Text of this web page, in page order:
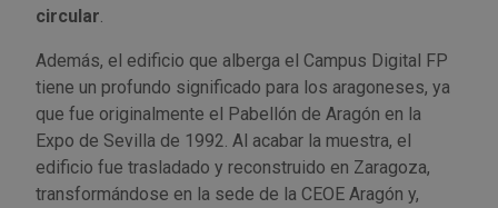
circular.
Además, el edificio que alberga el Campus Digital FP
tiene un profundo significado para los aragoneses, ya
que fue originalmente el Pabellón de Aragón en la
Expo de Sevilla de 1992. Al acabar la muestra, el
edificio fue trasladado y reconstruido en Zaragoza,
transformándose en la sede de la CEOE Aragón y,